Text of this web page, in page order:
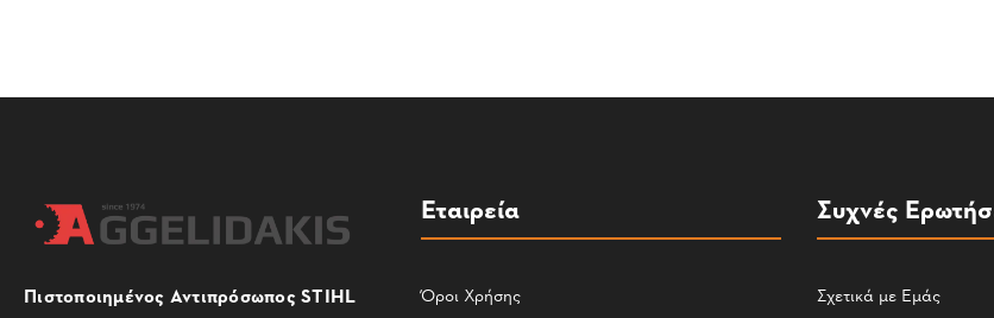
Πιστοποιημένος Αντιπρόσωπος STIHL
Εταιρεία
Όροι Χρήσης
Συχνές
Σχετικά με Εμάς